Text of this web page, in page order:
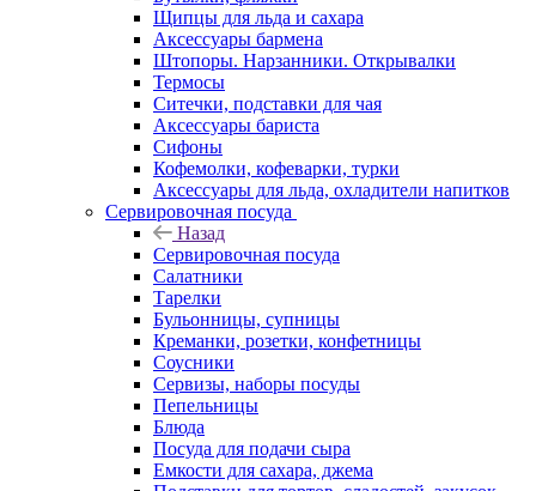
Щипцы для льда и сахара
Аксессуары бармена
Штопоры. Нарзанники. Открывалки
Термосы
Ситечки, подставки для чая
Аксессуары бариста
Сифоны
Кофемолки, кофеварки, турки
Аксессуары для льда, охладители напитков
Сервировочная посуда
Назад
Сервировочная посуда
Салатники
Тарелки
Бульонницы, супницы
Креманки, розетки, конфетницы
Соусники
Сервизы, наборы посуды
Пепельницы
Блюда
Посуда для подачи сыра
Емкости для сахара, джема